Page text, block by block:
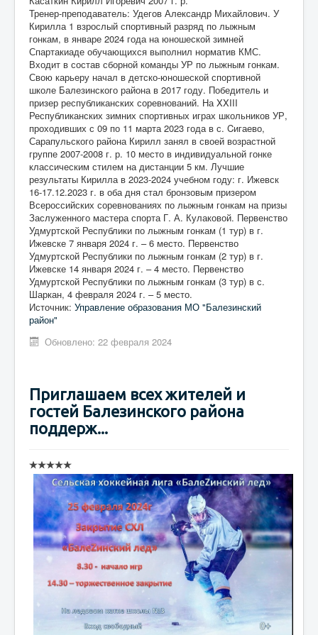
Тренер-преподаватель: Удегов Александр Михайлович. У
Кирилла 1 взрослый спортивный разряд по лыжным
гонкам, в январе 2024 года на юношеской зимней
Спартакиаде обучающихся выполнил норматив КМС.
Входит в состав сборной команды УР по лыжным гонкам.
Свою карьеру начал в детско-юношеской спортивной
школе Балезинского района в 2017 году. Победитель и
призер республиканских соревнований. На XXIII
Республиканских зимних спортивных играх школьников УР,
проходивших с 09 по 11 марта 2023 года в с. Cигаево,
Сарапульского района Кирилл занял в своей возрастной
группе 2007-2008 г. р. 10 место в индивидуальной гонке
классическим стилем на дистанции 5 км. Лучшие
результаты Кирилла в 2023-2024 учебном году: г. Ижевск
16-17.12.2023 г. в оба дня стал бронзовым призером
Всероссийских соревнованиях по лыжным гонкам на призы
Заслуженного мастера спорта Г. А. Кулаковой. Первенство
Удмуртской Республики по лыжным гонкам (1 тур) в г.
Ижевске 7 января 2024 г. – 6 место. Первенство
Удмуртской Республики по лыжным гонкам (2 тур) в г.
Ижевске 14 января 2024 г. – 4 место. Первенство
Удмуртской Республики по лыжным гонкам (3 тур) в с.
Шаркан, 4 февраля 2024 г. – 5 место.
Источник: Управление образования МО "Балезинский
район"
Обновлено: 22 февраля 2024
Приглашаем всех жителей и
гостей Балезинского района
поддерж...